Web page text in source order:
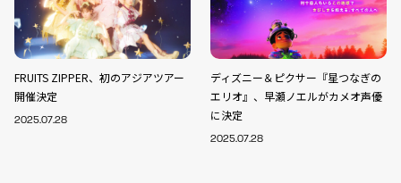
FRUITS ZIPPER、初のアジアツアー
開催決定
2025.07.28
ディズニー＆ピクサー『星つなぎの
エリオ』、早瀬ノエルがカメオ声優
に決定
2025.07.28